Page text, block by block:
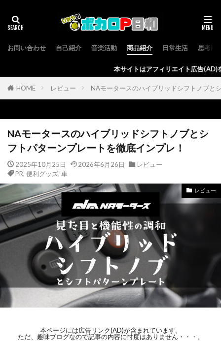
お問い合わせ 自己紹介 音楽活動 商品紹介 日常生活 思考回
本サイトはアフィリエイト広告(AD)を使用しており、発生
HOME レビュー NAモータースのハイブリッドシフトノブと
NAモータースのハイブリッドシフトノブとシ
フトパターンプレートを徹底インプレ！
2025年10月25日 2026年6月26日
レビュー
PR, 便利グッズ, 車
レビュー
本ページには広告リンク(AD)が含まれています。
ただ、趣味ブログなので記事の内容に忖度はありません・・・。